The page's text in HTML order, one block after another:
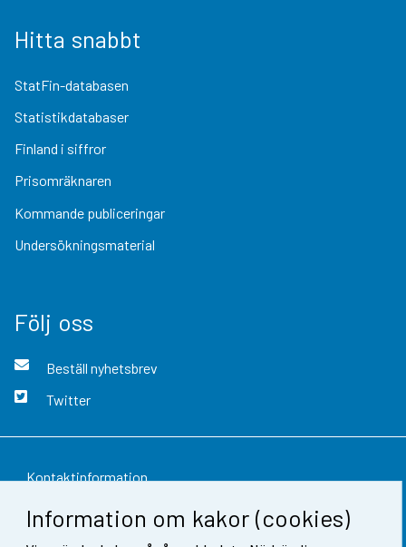
Information om kakor (cookies)
Hitta snabbt
StatFin-databasen
Statistikdatabaser
Finland i siffror
Prisomräknaren
Kommande publiceringar
Undersökningsmaterial
Följ oss
Beställ nyhetsbrev
Twitter
Kontaktinformation
Respons